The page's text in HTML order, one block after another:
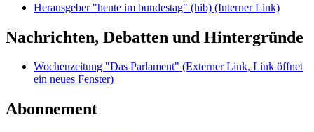
Herausgeber "heute im bundestag" (hib) (Interner Link)
Nachrichten, Debatten und Hintergründe
Wochenzeitung "Das Parlament" (Externer Link, Link öffnet
ein neues Fenster)
Abonnement